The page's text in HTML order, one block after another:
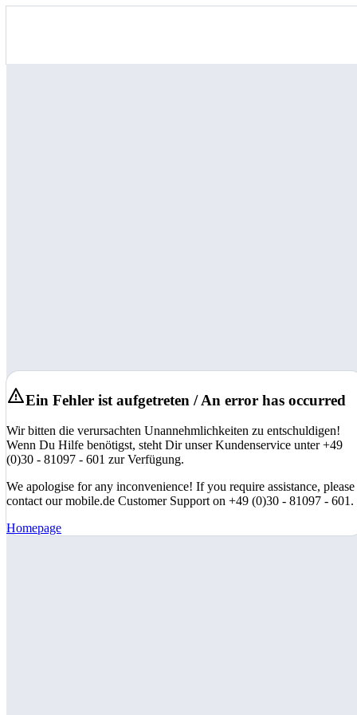
Ein Fehler ist aufgetreten / An error has occurred
Wir bitten die verursachten Unannehmlichkeiten zu entschuldigen!
Wenn Du Hilfe benötigst, steht Dir unser Kundenservice unter +49
(0)30 - 81097 - 601 zur Verfügung.
We apologise for any inconvenience! If you require assistance, please
contact our mobile.de Customer Support on +49 (0)30 - 81097 - 601.
Homepage